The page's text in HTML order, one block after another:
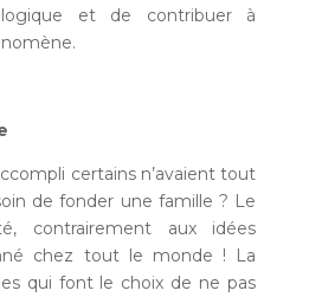
et de contribuer à
certains n’avaient tout
de fonder une famille ? Le
contrairement aux idées
chez tout le monde ! La
qui font le choix de ne pas